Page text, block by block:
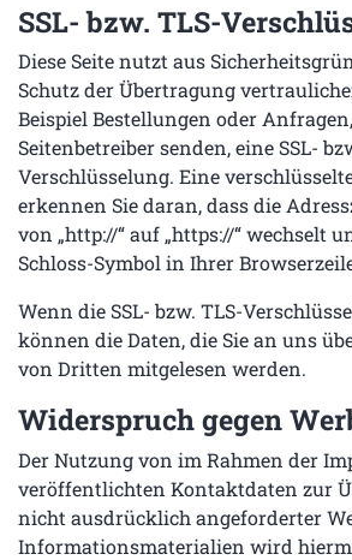
SSL- bzw. TLS-
Diese Seite nutzt aus
Schutz der Übertragung
Beispiel Bestellungen oder
Seitenbetreiber senden, eine SSL-
Verschlüsselung. Eine
erkennen Sie daran, dass die
von „http://“ auf „https://“ wechselt
Schloss-Symbol in Ihrer
Wenn die SSL- bzw. TLS-
können die Daten, die Sie an uns
von Dritten mitgelesen werden.
Widerspruch gegen
Der Nutzung von im Rahmen der
veröffentlichten Kontaktdaten zur
nicht ausdrücklich angeforderter
Informationsmaterialien wird